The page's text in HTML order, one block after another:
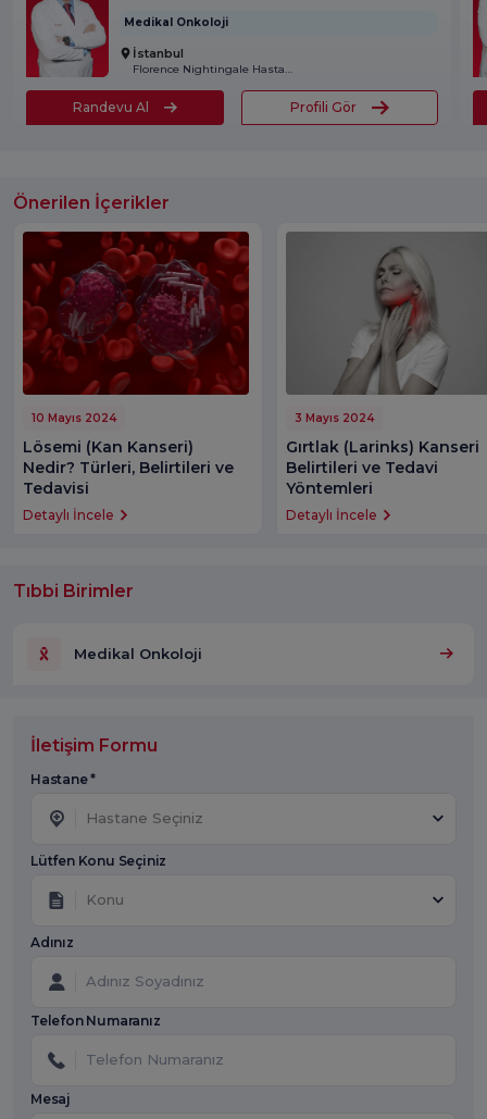
Medikal Onkoloji
İstanbul
Florence Nightingale Hastanesi
Randevu Al Profili Gör
Önerilen İçerikler
10 Mayıs 2024
Lösemi (Kan Kanseri)
Nedir? Türleri, Belirtileri ve
Tedavisi
Detaylı İncele
3 Mayıs 2024
Gırtlak (Larinks) Kanseri
Belirtileri ve Tedavi
Yöntemleri
Detaylı İncele
Tıbbi Birimler
Medikal Onkoloji
İletişim Formu
Hastane *
Hastane Seçiniz
Lütfen Konu Seçiniz
Konu
Adınız
Telefon Numaranız
Mesaj